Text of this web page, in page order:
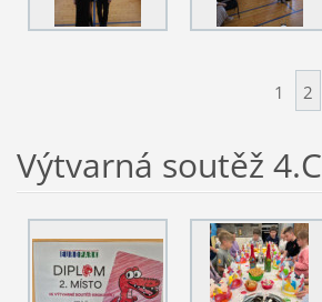
1 2
Výtvarná soutěž 4.C